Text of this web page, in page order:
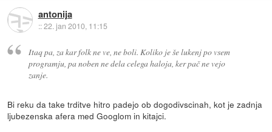
antonija
::22. jan 2010, 11:15
Itaq pa, za kar folk ne ve, ne boli. Koliko je še lukenj po vsem
programju, pa noben ne dela celega haloja, ker pač ne vejo
zanje.
Bi reku da take trditve hitro padejo ob dogodivscinah, kot je zadnja
ljubezenska afera med Googlom in kitajci.